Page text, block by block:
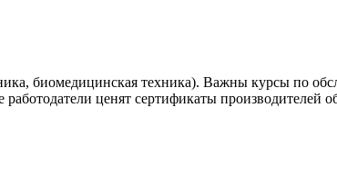
биомедицинская техника). Важны курсы по
ценят сертификаты производителей